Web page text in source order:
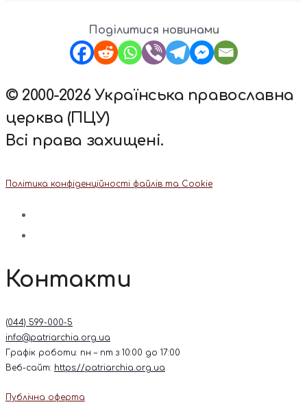
Поділитися новинами
© 2000-2026 Українська православна
церква (ПЦУ)
Всі права захищені.
Політика конфіденційності файлів та Cookie
Контакти
(044) 599-000-5
info@patriarchia.org.ua
Графік роботи: пн – пт з 10:00 до 17:00
Веб-сайт: https://patriarchia.org.ua
Публічна оферта